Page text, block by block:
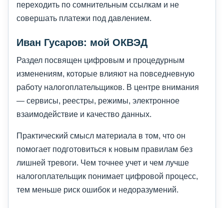
переходить по сомнительным ссылкам и не
совершать платежи под давлением.
Иван Гусаров: мой ОКВЭД
Раздел посвящен цифровым и процедурным
изменениям, которые влияют на повседневную
работу налогоплательщиков. В центре внимания
— сервисы, реестры, режимы, электронное
взаимодействие и качество данных.
Практический смысл материала в том, что он
помогает подготовиться к новым правилам без
лишней тревоги. Чем точнее учет и чем лучше
налогоплательщик понимает цифровой процесс,
тем меньше риск ошибок и недоразумений.